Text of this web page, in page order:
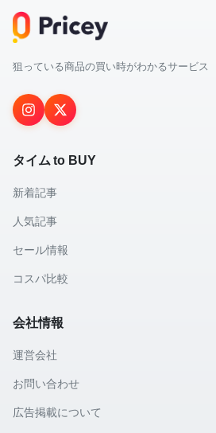
狙っている商品の買い時がわかるサービ
タイム to BUY
新着記事
人気記事
セール情報
コスパ比較
会社情報
運営会社
お問い合わせ
広告掲載について